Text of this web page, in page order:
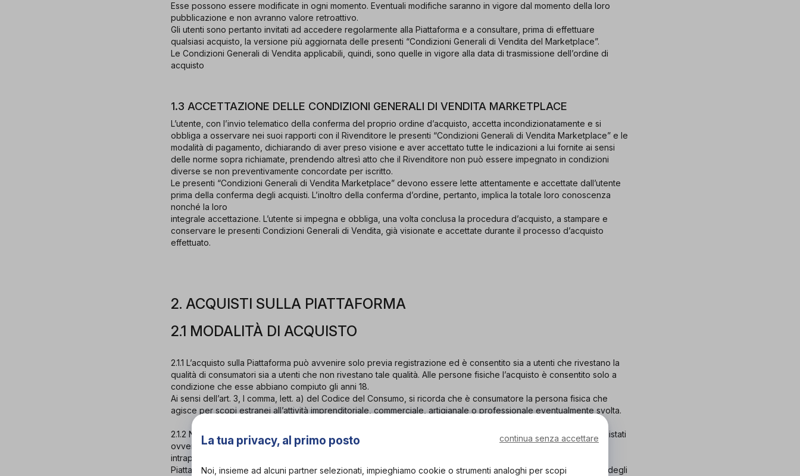
Esse possono essere modificate in ogni momento. Eventuali modifiche saranno in vigore dal momento della loro
pubblicazione e non avranno valore retroattivo.
Gli utenti sono pertanto invitati ad accedere regolarmente alla Piattaforma e a consultare, prima di effettuare
qualsiasi acquisto, la versione più aggiornata delle presenti “Condizioni Generali di Vendita del Marketplace”.
Le Condizioni Generali di Vendita applicabili, quindi, sono quelle in vigore alla data di trasmissione dell’ordine di
acquisto
1.3 ACCETTAZIONE DELLE CONDIZIONI GENERALI DI VENDITA MARKETPLACE
L’utente, con l’invio telematico della conferma del proprio ordine d’acquisto, accetta incondizionatamente e si
obbliga a osservare nei suoi rapporti con il Rivenditore le presenti “Condizioni Generali di Vendita Marketplace” e le
modalità di pagamento, dichiarando di aver preso visione e aver accettato tutte le indicazioni a lui fornite ai sensi
delle norme sopra richiamate, prendendo altresì atto che il Rivenditore non può essere impegnato in condizioni
diverse se non preventivamente concordate per iscritto.
Le presenti “Condizioni Generali di Vendita Marketplace” devono essere lette attentamente e accettate dall’utente
prima della conferma degli acquisti. L’inoltro della conferma d’ordine, pertanto, implica la totale loro conoscenza
nonché la loro
integrale accettazione. L’utente si impegna e obbliga, una volta conclusa la procedura d’acquisto, a stampare e
conservare le presenti Condizioni Generali di Vendita, già visionate e accettate durante il processo d’acquisto
effettuato.
2. ACQUISTI SULLA PIATTAFORMA
2.1 MODALITÀ DI ACQUISTO
2.1.1 L’acquisto sulla Piattaforma può avvenire solo previa registrazione ed è consentito sia a utenti che rivestano la
qualità di consumatori sia a utenti che non rivestano tale qualità. Alle persone fisiche l’acquisto è consentito solo a
condizione che esse abbiano compiuto gli anni 18.
Ai sensi dell’art. 3, I comma, lett. a) del Codice del Consumo, si ricorda che è consumatore la persona fisica che
agisce per scopi estranei all’attività imprenditoriale, commerciale, artigianale o professionale eventualmente svolta.
2.1.2 Nel caso di ordini, da chiunque provenienti, che risultino anomali in relazione alla quantità dei prodotti acquistati
ovvero alla frequenza degli acquisti effettuati, il Rivenditore, di concerto con Orthogether, si riserva il diritto di
intraprendere tutte le azioni necessarie a far cessare le irregolarità, comprese la sospensione dell’accesso alla
Piattaforma, la cancellazione della registrazione alla Piattaforma ovvero la non accettazione o la cancellazione degli
La tua privacy, al primo posto continua senza accettare
Noi, insieme ad alcuni partner selezionati, impieghiamo cookie o strumenti analoghi per scopi